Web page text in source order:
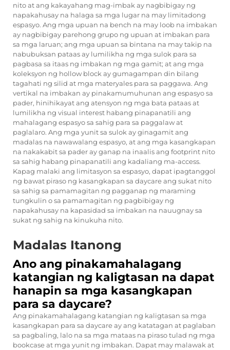
nito at ang kakayahang mag-imbak ay nagbibigay ng
napakahusay na halaga sa mga lugar na may limitadong
espasyo. Ang mga upuan na bench na may loob na imbakan
ay nagbibigay parehong grupo ng upuan at imbakan para
sa mga laruan; ang mga upuan sa bintana na may takip na
nabubuksan pataas ay lumilikha ng mga sulok para sa
pagbasa sa itaas ng imbakan ng mga gamit; at ang mga
koleksyon ng hollow block ay gumagampan din bilang
tagahati ng silid at mga materyales para sa paggawa. Ang
vertikal na imbakan ay pinakamumuhunan ang espasyo sa
pader, hinihikayat ang atensyon ng mga bata pataas at
lumilikha ng visual interest habang pinapanatili ang
mahalagang espasyo sa sahig para sa paggalaw at
paglalaro. Ang mga yunit sa sulok ay ginagamit ang
madalas na nawawalang espasyo, at ang mga kasangkapan
na nakakabit sa pader ay ganap na inaalis ang footprint nito
sa sahig habang pinapanatili ang kadaliang ma-access.
Kapag malaki ang limitasyon sa espasyo, dapat ipagtanggol
ng bawat piraso ng kasangkapan sa daycare ang sukat nito
sa sahig sa pamamagitan ng pagganap ng maraming
tungkulin o sa pamamagitan ng pagbibigay ng
napakahusay na kapasidad sa imbakan na nauugnay sa
sukat ng sahig na kinukuha nito.
Madalas Itanong
Ano ang pinakamahalagang
katangian ng kaligtasan na dapat
hanapin sa mga kasangkapan
para sa daycare?
Ang pinakamahalagang katangian ng kaligtasan sa mga
kasangkapan para sa daycare ay ang katatagan at paglaban
sa pagbaling, lalo na sa mga mataas na piraso tulad ng mga
bookcase at mga yunit ng imbakan. Dapat may malawak at